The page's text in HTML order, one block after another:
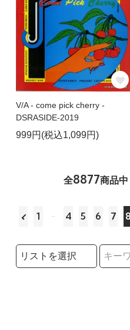
V/A - come pick cherry -
DSRASIDE-2019
999円(税込1,099円)
全8877商品中
1 4 5 6 7 8
検索リストの選択